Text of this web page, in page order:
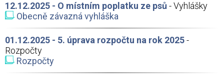
12.12.2025 - O místním poplatku ze psů- Vyhlášky
Obecně závazná vyhláška
01.12.2025 - 5. úprava rozpočtu na rok 2025-
Rozpočty
Rozpočty